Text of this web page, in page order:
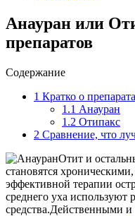
Анауран или
препаратов
Содержание
1 Кратко о
1.1 Анауран
1.2 Отипакс
2 Сравнение, что
Отит и
становятся
эффективной терапии
среднего уха используют
средства.Действенными